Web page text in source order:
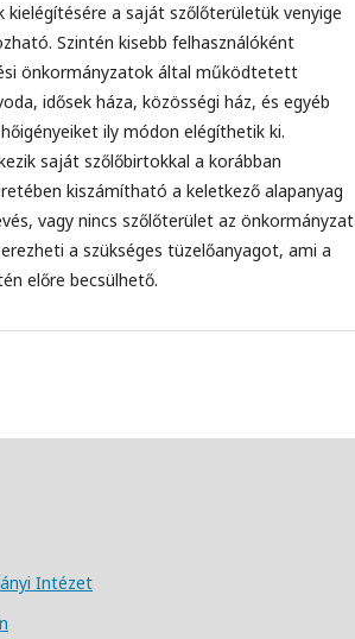
kielégítésére a saját szőlőterületük venyige
Szintén kisebb felhasználóként
önkormányzatok által működtetett
idősek háza, közösségi ház, és egyéb
ily módon elégíthetik ki.
saját szőlőbirtokkal a korábban
kiszámítható a keletkező alapanyag
vagy nincs szőlőterület az önkormányzat
a szükséges tüzelőanyagot, ami a
előre becsülhető.
Intézet